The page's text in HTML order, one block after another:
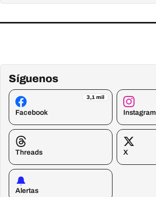
Síguenos
3,1 mil
Facebook Instagram
Threads X
Alertas